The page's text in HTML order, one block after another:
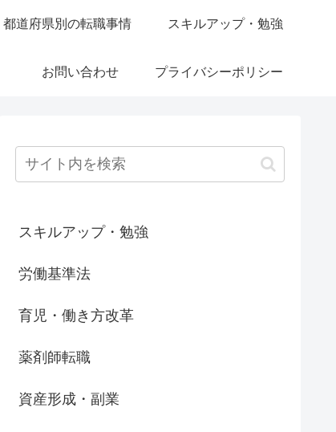
都道府県別の転職事情 スキルアップ・勉強
お問い合わせ プライバシーポリシー
スキルアップ・勉強
労働基準法
育児・働き方改革
薬剤師転職
資産形成・副業